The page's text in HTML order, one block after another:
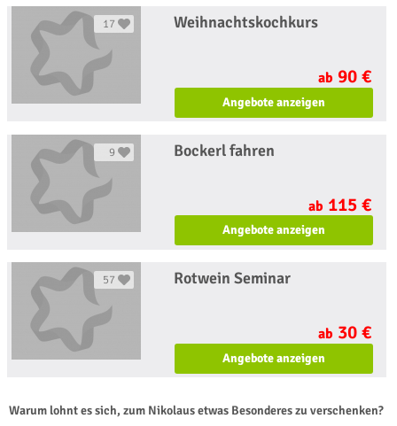
17 Weihnachtskochkurs
ab 90 €
Angebote anzeigen
9 Bockerl fahren
ab 115 €
Angebote anzeigen
57 Rotwein Seminar
ab 30 €
Angebote anzeigen
Warum lohnt es sich, zum Nikolaus etwas Besonderes zu verschenken?